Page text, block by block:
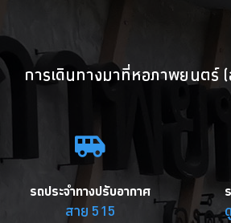
การเดินทางมาที่หอภาพยนตร์
รถประจำทางปรับอากาศ
สาย 515